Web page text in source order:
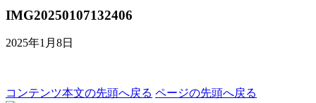
IMG20250107132406
2025年1月8日
コンテンツ本文の先頭へ戻る ページの先頭へ戻る